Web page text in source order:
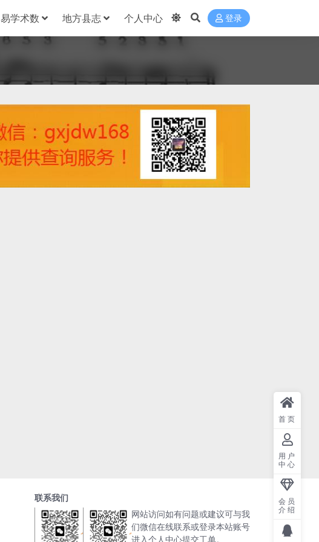
易学术数 地方县志 个人中心 登录
联系我们
网站访问如有问题或建议可与我
们微信在线联系或登录本站账号
进入个人中心提交工单。
首页
用户
中心
会员
介绍